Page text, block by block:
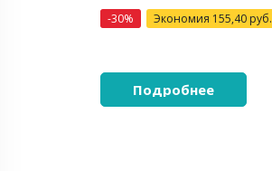
-30% Экономия 155,40 руб.
Подробнее